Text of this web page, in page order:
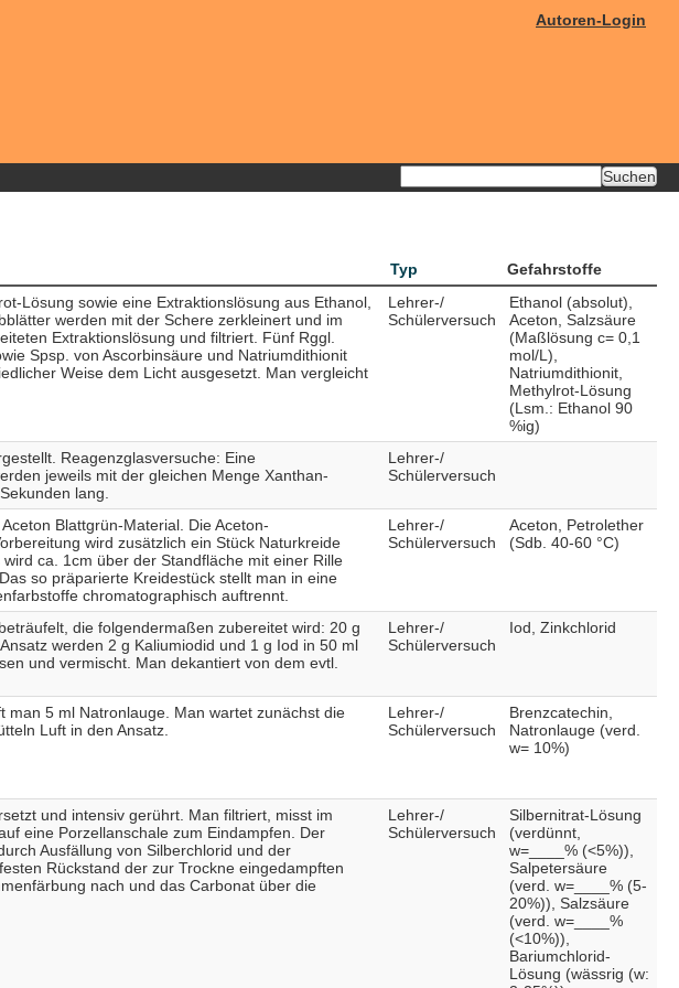
Autoren-Login
Typ
Gefahrstoffe
Lösung sowie eine Extraktionslösung aus Ethanol,
werden mit der Schere zerkleinert und im
Extraktionslösung und filtriert. Fünf Rggl.
Spsp. von Ascorbinsäure und Natriumdithionit
Weise dem Licht ausgesetzt. Man vergleicht
Lehrer-/
Schülerversuch
Ethanol (absolut),
Aceton, Salzsäure
(Maßlösung c= 0,1
mol/L),
Natriumdithionit,
Methylrot-Lösung
(Lsm.: Ethanol 90
%ig)
Reagenzglasversuche: Eine
jeweils mit der gleichen Menge Xanthan-
lang.
Lehrer-/
Schülerversuch
Blattgrün-Material. Die Aceton-
wird zusätzlich ein Stück Naturkreide
ca. 1cm über der Standfläche mit einer Rille
so präparierte Kreidestück stellt man in eine
chromatographisch auftrennt.
Lehrer-/
Schülerversuch
Aceton, Petrolether
(Sdb. 40-60 °C)
die folgendermaßen zubereitet wird: 20 g
werden 2 g Kaliumiodid und 1 g Iod in 50 ml
und vermischt. Man dekantiert von dem evtl.
Lehrer-/
Schülerversuch
Iod, Zinkchlorid
5 ml Natronlauge. Man wartet zunächst die
Luft in den Ansatz.
Lehrer-/
Schülerversuch
Brenzcatechin,
Natronlauge (verd.
w= 10%)
und intensiv gerührt. Man filtriert, misst im
eine Porzellanschale zum Eindampfen. Der
Ausfällung von Silberchlorid und der
Rückstand der zur Trockne eingedampften
nach und das Carbonat über die
Lehrer-/
Schülerversuch
Silbernitrat-Lösung
(verdünnt,
w=____% (<5%)),
Salpetersäure
(verd. w=____% (5-
20%)), Salzsäure
(verd. w=____%
(<10%)),
Bariumchlorid-
Lösung (wässrig (w: